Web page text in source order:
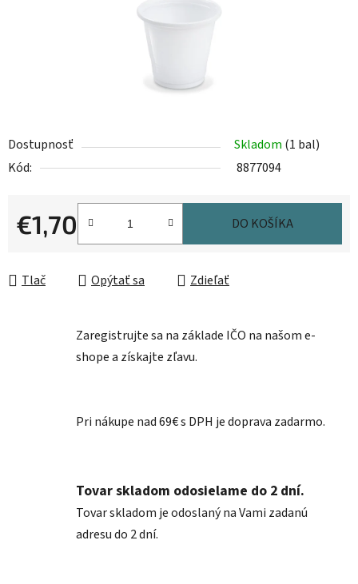
Dostupnosť Skladom (1 bal)
Kód:
8877094
€1,70
Jednotková cena:
DO KOŠÍKA
Tlač Opýtať sa Zdieľať
Zaregistrujte sa na základe IČO na našom e-
shope a získajte zľavu.
Pri nákupe nad 69€ s DPH je doprava zadarmo.
Tovar skladom odosielame do 2 dní.
Tovar skladom je odoslaný na Vami zadanú
adresu do 2 dní.